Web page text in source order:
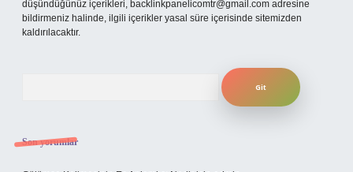
düşündüğünüz içerikleri, backlinkpanelicomtr@gmail.com adresine
bildirmeniz halinde, ilgili içerikler yasal süre içerisinde sitemizden
kaldırılacaktır.
Son yorumlar